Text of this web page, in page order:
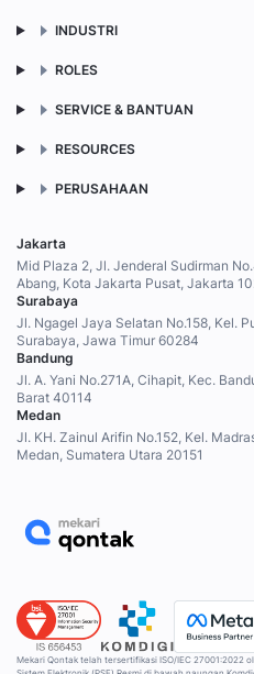
INDUSTRI
ROLES
SERVICE & BANTUAN
RESOURCES
PERUSAHAAN
Jakarta
Mid Plaza 2, Jl. Jenderal Sudirman
Abang, Kota Jakarta Pusat, Jakarta
Surabaya
Jl. Ngagel Jaya Selatan No.158, Kel.
Surabaya, Jawa Timur 60284
Bandung
Jl. A. Yani No.271A, Cihapit, Kec.
Barat 40114
Medan
Jl. KH. Zainul Arifin No.152, Kel.
Medan, Sumatera Utara 20151
Mekari Qontak telah tersertifikasi ISO/IEC 27001:2022